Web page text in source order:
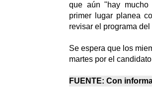
que aún "hay mucho
primer lugar planea
revisar el programa del
Se espera que los
martes por el
FUENTE: Con